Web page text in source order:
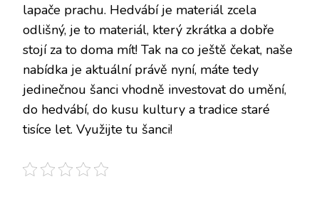
lapače prachu. Hedvábí je materiál zcela
odlišný, je to materiál, který zkrátka a dobře
stojí za to doma mít! Tak na co ještě čekat, naše
nabídka je aktuální právě nyní, máte tedy
jedinečnou šanci vhodně investovat do umění,
do hedvábí, do kusu kultury a tradice staré
tisíce let. Využijte tu šanci!